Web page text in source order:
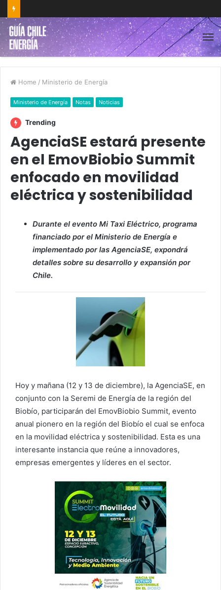
Home / Ministerio de Energía
Ministerio de Energía Notas Noticias
Trending
AgenciaSE estará presente
en el EmovBiobio Summit
enfocado en movilidad
eléctrica y sostenibilidad
Durante el evento Mi Taxi Eléctrico, programa
financiado por el Ministerio de Energía e
implementado por las AgenciaSE, expondrá
detalles sobre su desarrollo y expansión por
Chile.
Hoy y mañana (12 y 13 de diciembre), la AgenciaSE, en
conjunto con la Seremi de Energía de la región del
Biobío, participarán del EmovBiobio Summit, evento
anual pionero en la región del Biobío el cual se enfoca
en la movilidad eléctrica y sostenibilidad. Esta es una
interesante instancia que reúne a innovadores,
empresas emergentes y líderes en el sector.